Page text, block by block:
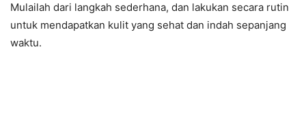
Mulailah dari langkah sederhana, dan lakukan secara rutin
untuk mendapatkan kulit yang sehat dan indah sepanjang
waktu.